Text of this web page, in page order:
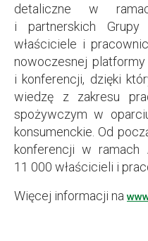
detaliczne w
i partnerskich
właściciele i
nowoczesnej
i konferencji, dzięki
wiedzę z zakresu
spożywczym w
konsumenckie. Od
konferencji w ramach
11 000 właścicieli i
Więcej informacji na